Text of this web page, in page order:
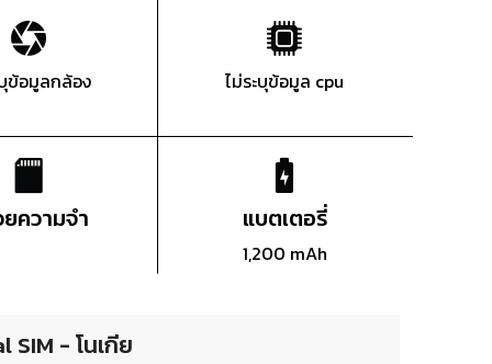
ข้อมูลกล้อง ไม่ระบุข้อมูล cpu
ความจำ แบตเตอรี่
1,200 mAh
- โนเกีย